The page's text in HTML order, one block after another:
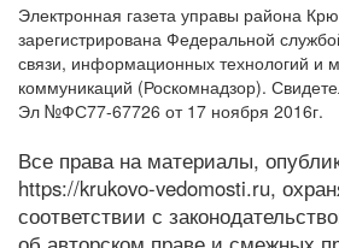
Электронная газета управы района
зарегистрирована Федеральной
связи, информационных технологий и
коммуникаций (Роскомнадзор).
Эл №ФС77-67726 от 17 ноября 2016г.
Все права на материалы,
https://krukovo-vedomosti.ru,
соответствии с